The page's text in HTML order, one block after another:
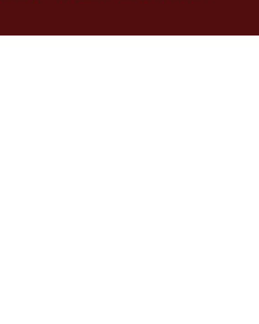
caso como uma história construída